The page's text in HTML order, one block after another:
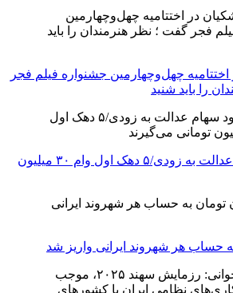
چهل‌وچهارمین جشنواره فیلم فجر
را باید شنید
واریز سود سهام عدالت به زودی/۵ دهک اول وام ۳۰ میلیون